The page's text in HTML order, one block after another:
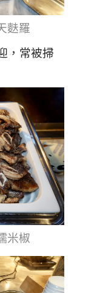
麩羅
，常被掃
米椒